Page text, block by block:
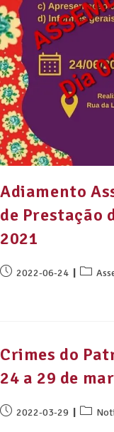
Adiamento
de Prestação
2021
2022-06-24
Crimes do
24 a 29 de
2022-03-29